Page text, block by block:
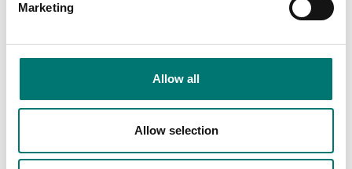
Marketing
Allow all
Allow selection
Pris från: 1 090 kr